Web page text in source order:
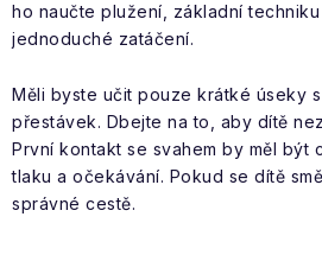
ho naučte plužení, základní
jednoduché zatáčení.
Měli byste učit pouze krátké úseky
přestávek. Dbejte na to, aby dítě
První kontakt se svahem by měl být
tlaku a očekávání. Pokud se dítě
správné cestě.